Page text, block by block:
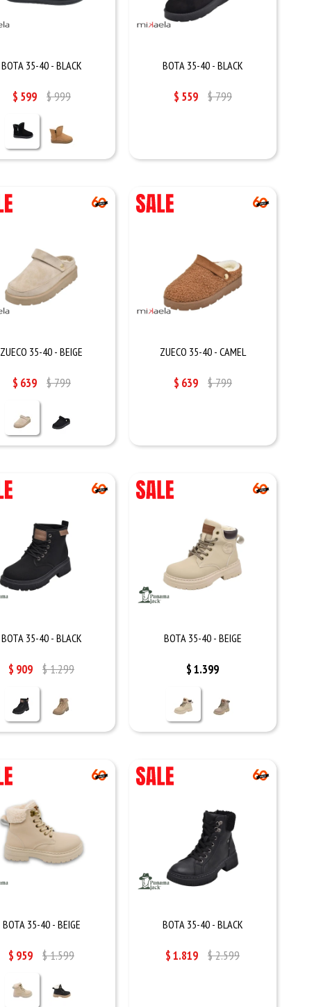
BOTA 35-40 - BLACK
$ 599 $999
BOTA 35-40 - BLACK
$ 559 $799
ZUECO 35-40 - BEIGE
$ 639 $799
ZUECO 35-40 - CAMEL
$ 639 $799
BOTA 35-40 - BLACK
$ 909 $1.299
BOTA 35-40 - BEIGE
$1.399
BOTA 35-40 - BEIGE
$ 959 $1.599
BOTA 35-40 - BLACK
$1.819 $2.599